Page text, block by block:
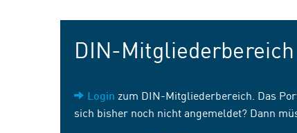
DIN-Mitgliederbereich
Login zum DIN-Mitgliederbereich. Das
sich bisher noch nicht angemeldet? Dann